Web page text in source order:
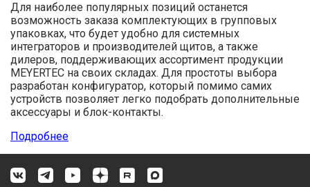
Для наиболее популярных позиций останется
возможность заказа комплектующих в групповых
упаковках, что будет удобно для системных
интеграторов и производителей щитов, а также
дилеров, поддерживающих ассортимент продукции
MEYERTEC на своих складах. Для простоты выбора
разработан конфигуратор, который помимо самих
устройств позволяет легко подобрать дополнительные
аксессуары и блок-контакты.
Подробнее